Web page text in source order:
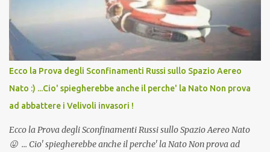
l'articolo per NON Dimenticare!
Ecco la Prova degli Sconfinamenti Russi sullo Spazio Aereo
Nato :) ...Cio' spiegherebbe anche il perche' la Nato Non prova
ad abbattere i Velivoli invasori !
Ecco la Prova degli Sconfinamenti Russi sullo Spazio Aereo Nato
😛 ... Cio' spiegherebbe anche il perche' la Nato Non prova ad